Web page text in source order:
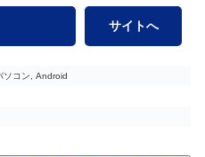
サイトへ
コン, Android